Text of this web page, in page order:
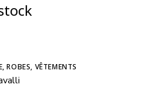
,ROBES, VÊTEMENTS